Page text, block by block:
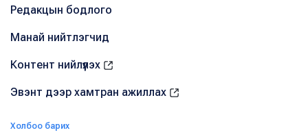
Редакцын бодлого
Манай нийтлэгчид
Контент нийлүүлэх
Эвэнт дээр хамтран ажиллах
Холбоо барих